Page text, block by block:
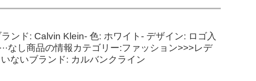
ンド: Calvin Klein- 色: ホワイト- デザイン: ロゴ入
なし商品の情報カテゴリー:ファッション>>>レデ
ないブランド: カルバンクライン